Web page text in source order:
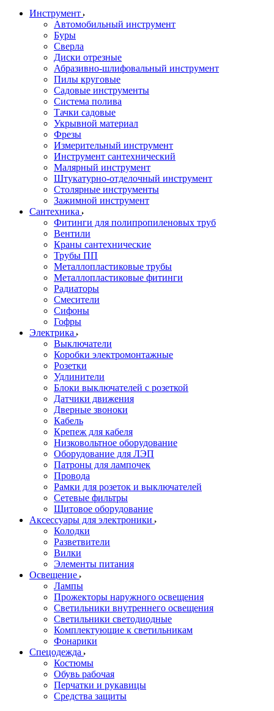
Инструмент
Автомобильный инструмент
Буры
Сверла
Диски отрезные
Абразивно-шлифовальный инструмент
Пилы круговые
Садовые инструменты
Система полива
Тачки садовые
Укрывной материал
Фрезы
Измерительный инструмент
Инструмент сантехнический
Малярный инструмент
Штукатурно-отделочный инструмент
Cтолярные инструменты
Зажимной инструмент
Сантехника
Фитинги для полипропиленовых труб
Вентили
Краны сантехнические
Трубы ПП
Металлопластиковые трубы
Металлопластиковые фитинги
Радиаторы
Смесители
Сифоны
Гофры
Электрика
Выключатели
Коробки электромонтажные
Розетки
Удлинители
Блоки выключателей с розеткой
Датчики движения
Дверные звоноки
Кабель
Крепеж для кабеля
Низковольтное оборудование
Оборудование для ЛЭП
Патроны для лампочек
Провода
Рамки для розеток и выключателей
Сетевые фильтры
Щитовое оборудование
Аксессуары для электроники
Колодки
Разветвители
Вилки
Элементы питания
Освещение
Лампы
Прожекторы наружного освещения
Светильники внутреннего освещения
Светильники светодиодные
Комплектующие к светильникам
Фонарики
Спецодежда
Костюмы
Обувь рабочая
Перчатки и рукавицы
Средства защиты